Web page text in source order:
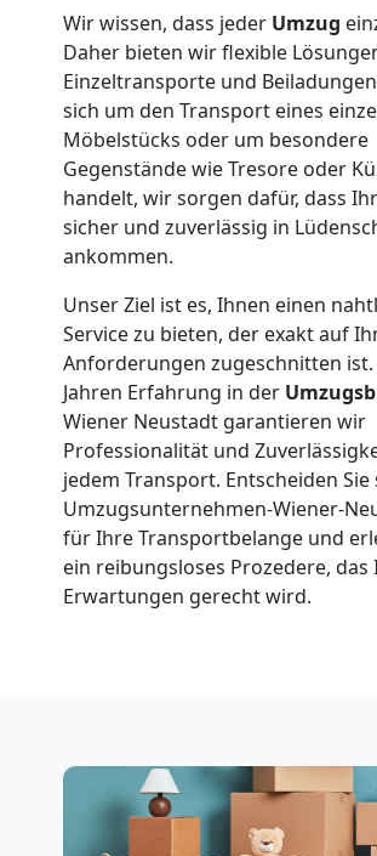
Wir wissen, dass jeder Umzug
Daher bieten wir flexible
Einzeltransporte und
sich um den Transport eines
Möbelstücks oder um besondere
Gegenstände wie Tresore oder
handelt, wir sorgen dafür, dass
sicher und zuverlässig in
ankommen.
Unser Ziel ist es, Ihnen einen
Service zu bieten, der exakt auf
Anforderungen zugeschnitten
Jahren Erfahrung in der
Wiener Neustadt garantieren wir
Professionalität und
jedem Transport. Entscheiden
Umzugsunternehmen-Wiener-
für Ihre Transportbelange und
ein reibungsloses Prozedere, das
Erwartungen gerecht wird.
Wiener
Neustadt
Expressumzug
Wiener
Neustadt
Tragehilfe
Wiener
Neustadt
Kleiner
Neustadt